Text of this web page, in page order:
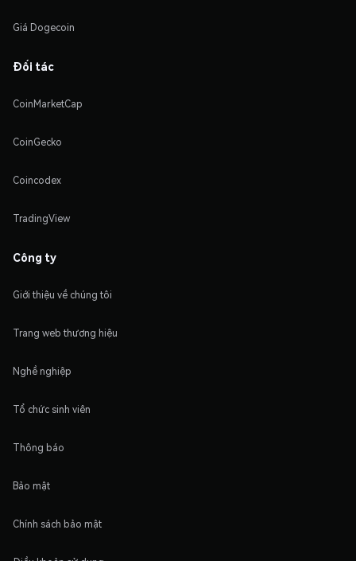
Giá Dogecoin
Đối tác
CoinMarketCap
CoinGecko
Coincodex
TradingView
Công ty
Giới thiệu về chúng tôi
Trang web thương hiệu
Nghề nghiệp
Tổ chức sinh viên
Thông báo
Bảo mật
Chính sách bảo mật